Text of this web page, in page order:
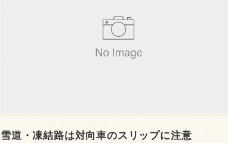
雪道・凍結路は対向車のスリップに注意